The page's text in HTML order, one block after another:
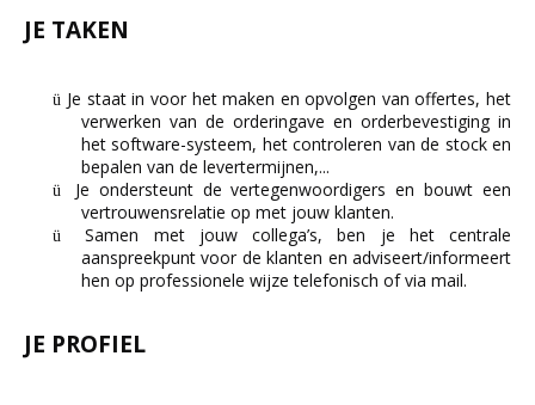
JE TAKEN
ü Je staat in voor het maken en opvolgen van offertes, het
verwerken van de orderingave en orderbevestiging in
het software-systeem, het controleren van de stock en
bepalen van de levertermijnen,...
ü
Je ondersteunt de vertegenwoordigers en bouwt een
vertrouwensrelatie op met jouw klanten.
ü
Samen met jouw collega’s, ben je het centrale
aanspreekpunt voor de klanten en adviseert/informeert
hen op professionele wijze telefonisch of via mail.
JE PROFIEL